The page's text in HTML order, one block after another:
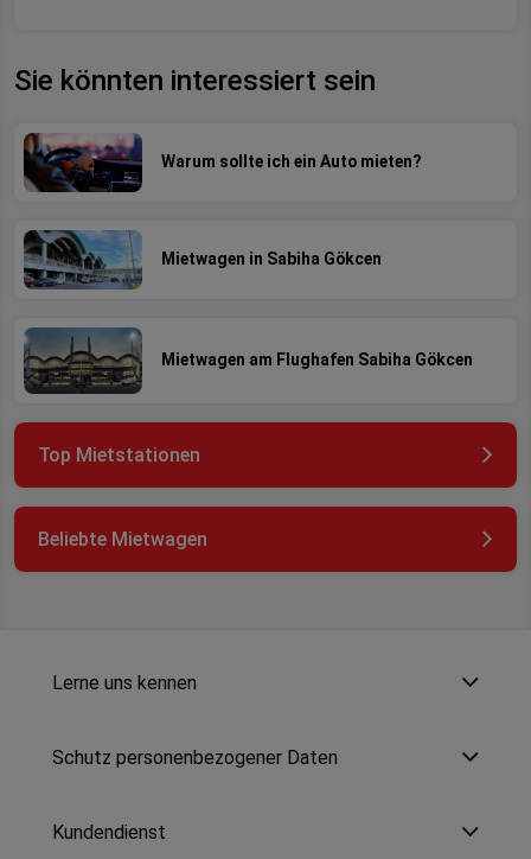
Sie könnten interessiert sein
Warum sollte ich ein Auto mieten?
Mietwagen in Sabiha Gökcen
Mietwagen am Flughafen Sabiha Gökcen
Top Mietstationen
Beliebte Mietwagen
Lerne uns kennen
Schutz personenbezogener Daten
Kundendienst